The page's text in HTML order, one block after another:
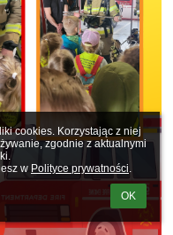
cookies. Korzystając z niej
zgodnie z aktualnymi
w Polityce prywatności.
OK